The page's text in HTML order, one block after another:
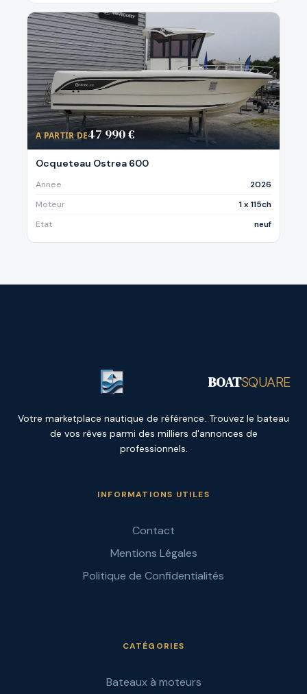
A PARTIR DE47 990 €
Ocqueteau Ostrea 600
Annee
2026
Moteur
1 x 115ch
Etat
neuf
BOATSQUARE
Votre marketplace nautique de référence. Trouvez le bateau
de vos rêves parmi des milliers d'annonces de
professionnels.
INFORMATIONS UTILES
Contact
Mentions Légales
Politique de Confidentialités
CATÉGORIES
Bateaux à moteurs